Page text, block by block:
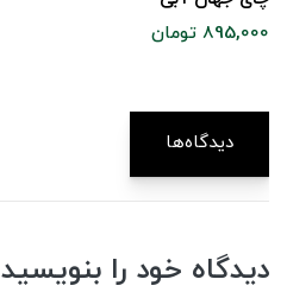
895,000 تومان
دیدگاه‌ها
دیدگاه خود را بنویسید